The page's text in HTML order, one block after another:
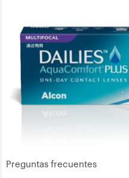
Preguntas frecuentes